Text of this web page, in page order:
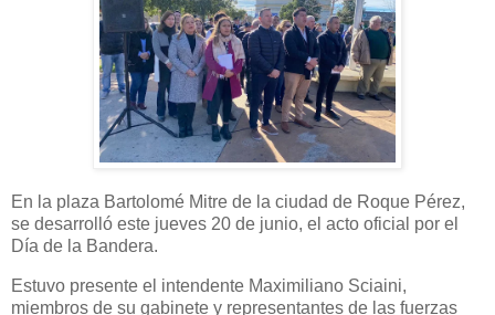
En la plaza Bartolomé Mitre de la ciudad de Roque Pérez,
se desarrolló este jueves 20 de junio, el acto oficial por el
Día de la Bandera.
Estuvo presente el intendente Maximiliano Sciaini,
miembros de su gabinete y representantes de las fuerzas